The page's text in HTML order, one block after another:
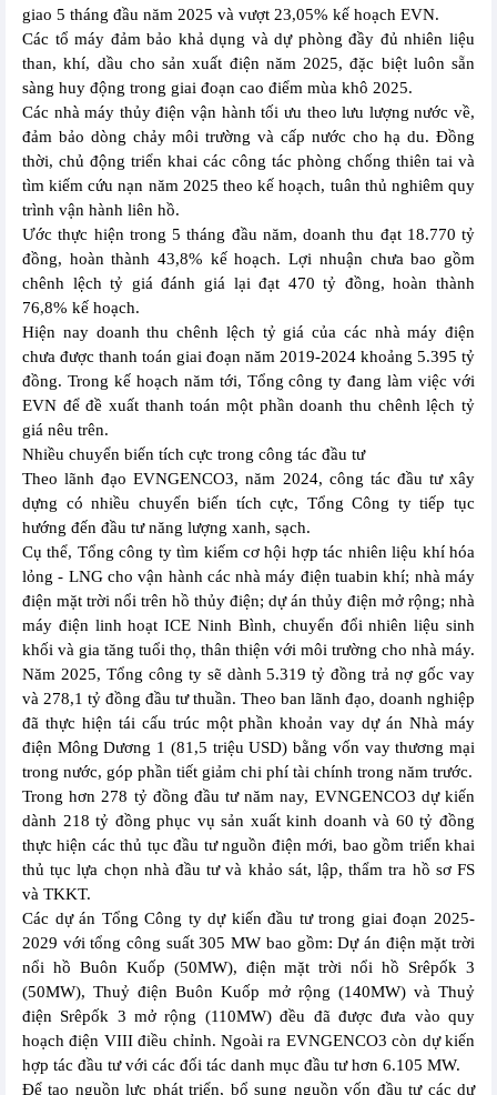
giao 5 tháng đầu năm 2025 và vượt 23,05% kế hoạch EVN.
Các tổ máy đảm bảo khả dụng và dự phòng đầy đủ nhiên liệu
than, khí, dầu cho sản xuất điện năm 2025, đặc biệt luôn sẵn
sàng huy động trong giai đoạn cao điểm mùa khô 2025.
Các nhà máy thủy điện vận hành tối ưu theo lưu lượng nước về,
đảm bảo dòng chảy môi trường và cấp nước cho hạ du. Đồng
thời, chủ động triển khai các công tác phòng chống thiên tai và
tìm kiếm cứu nạn năm 2025 theo kế hoạch, tuân thủ nghiêm quy
trình vận hành liên hồ.
Ước thực hiện trong 5 tháng đầu năm, doanh thu đạt 18.770 tỷ
đồng, hoàn thành 43,8% kế hoạch. Lợi nhuận chưa bao gồm
chênh lệch tỷ giá đánh giá lại đạt 470 tỷ đồng, hoàn thành
76,8% kế hoạch.
Hiện nay doanh thu chênh lệch tỷ giá của các nhà máy điện
chưa được thanh toán giai đoạn năm 2019-2024 khoảng 5.395 tỷ
đồng. Trong kế hoạch năm tới, Tổng công ty đang làm việc với
EVN để đề xuất thanh toán một phần doanh thu chênh lệch tỷ
giá nêu trên.
Nhiều chuyển biến tích cực trong công tác đầu tư
Theo lãnh đạo EVNGENCO3, năm 2024, công tác đầu tư xây
dựng có nhiều chuyển biến tích cực, Tổng Công ty tiếp tục
hướng đến đầu tư năng lượng xanh, sạch.
Cụ thể, Tổng công ty tìm kiếm cơ hội hợp tác nhiên liệu khí hóa
lỏng - LNG cho vận hành các nhà máy điện tuabin khí; nhà máy
điện mặt trời nổi trên hồ thủy điện; dự án thủy điện mở rộng; nhà
máy điện linh hoạt ICE Ninh Bình, chuyển đổi nhiên liệu sinh
khối và gia tăng tuổi thọ, thân thiện với môi trường cho nhà máy.
Năm 2025, Tổng công ty sẽ dành 5.319 tỷ đồng trả nợ gốc vay
và 278,1 tỷ đồng đầu tư thuần. Theo ban lãnh đạo, doanh nghiệp
đã thực hiện tái cấu trúc một phần khoản vay dự án Nhà máy
điện Mông Dương 1 (81,5 triệu USD) bằng vốn vay thương mại
trong nước, góp phần tiết giảm chi phí tài chính trong năm trước.
Trong hơn 278 tỷ đồng đầu tư năm nay, EVNGENCO3 dự kiến
dành 218 tỷ đồng phục vụ sản xuất kinh doanh và 60 tỷ đồng
thực hiện các thủ tục đầu tư nguồn điện mới, bao gồm triển khai
thủ tục lựa chọn nhà đầu tư và khảo sát, lập, thẩm tra hồ sơ FS
và TKKT.
Các dự án Tổng Công ty dự kiến đầu tư trong giai đoạn 2025-
2029 với tổng công suất 305 MW bao gồm: Dự án điện mặt trời
nổi hồ Buôn Kuốp (50MW), điện mặt trời nổi hồ Srêpốk 3
(50MW), Thuỷ điện Buôn Kuốp mở rộng (140MW) và Thuỷ
điện Srêpốk 3 mở rộng (110MW) đều đã được đưa vào quy
hoạch điện VIII điều chỉnh. Ngoài ra EVNGENCO3 còn dự kiến
hợp tác đầu tư với các đối tác danh mục đầu tư hơn 6.105 MW.
Để tạo nguồn lực phát triển, bổ sung nguồn vốn đầu tư các dự